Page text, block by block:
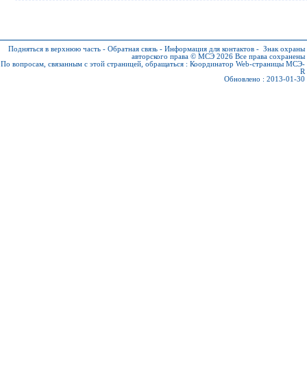
Подняться в верхнюю часть - Обратная связь - Информация для контактов - Знак охраны
авторского права © МСЭ 2026 Все права сохранены
По вопросам, связанным с этой страницей, обращаться : Координатор Web-страницы МСЭ-
R
Обновлено : 2013-01-30